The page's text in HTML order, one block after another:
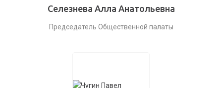
Селезнева Алла Анатольевна
Председатель Общественной палаты